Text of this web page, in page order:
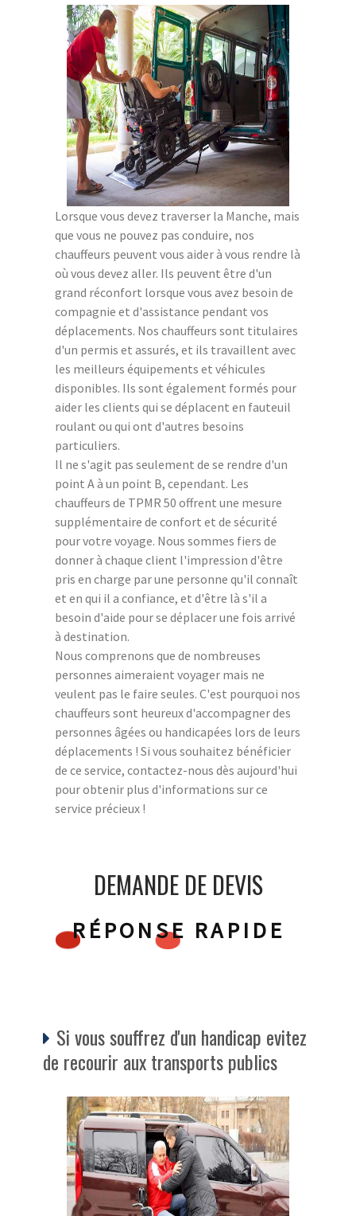
Lorsque vous devez traverser la Manche, mais
que vous ne pouvez pas conduire, nos
chauffeurs peuvent vous aider à vous rendre là
où vous devez aller. Ils peuvent être d'un
grand réconfort lorsque vous avez besoin de
compagnie et d'assistance pendant vos
déplacements. Nos chauffeurs sont titulaires
d'un permis et assurés, et ils travaillent avec
les meilleurs équipements et véhicules
disponibles. Ils sont également formés pour
aider les clients qui se déplacent en fauteuil
roulant ou qui ont d'autres besoins
particuliers.
Il ne s'agit pas seulement de se rendre d'un
point A à un point B, cependant. Les
chauffeurs de TPMR 50 offrent une mesure
supplémentaire de confort et de sécurité
pour votre voyage. Nous sommes fiers de
donner à chaque client l'impression d'être
pris en charge par une personne qu'il connaît
et en qui il a confiance, et d'être là s'il a
besoin d'aide pour se déplacer une fois arrivé
à destination.
Nous comprenons que de nombreuses
personnes aimeraient voyager mais ne
veulent pas le faire seules. C'est pourquoi nos
chauffeurs sont heureux d'accompagner des
personnes âgées ou handicapées lors de leurs
déplacements ! Si vous souhaitez bénéficier
de ce service, contactez-nous dès aujourd'hui
pour obtenir plus d'informations sur ce
service précieux !
DEMANDE DE DEVIS
RÉPONSE RAPIDE
Si vous souffrez d'un handicap evitez
de recourir aux transports publics